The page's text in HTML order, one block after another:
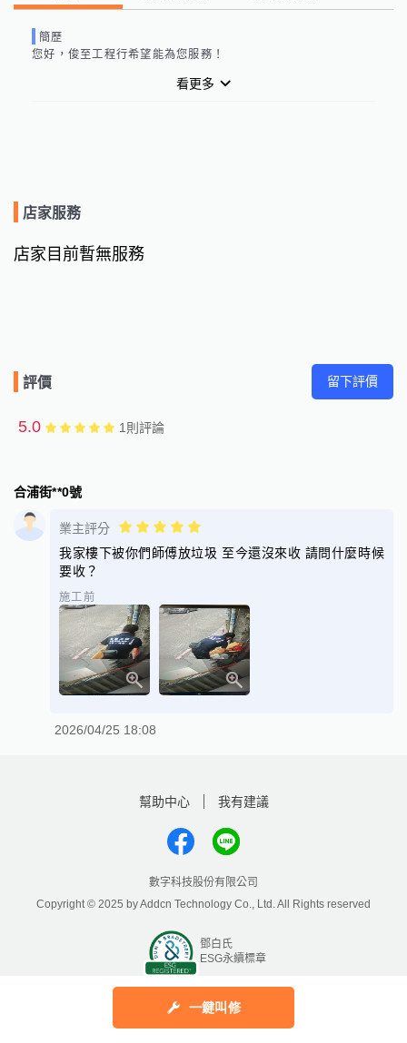
一鍵叫修
簡歷
您好， 俊至工程行希望能為您服務！
看更多
店家服務
店家目前暫無服務
評價 留下評價
5.0 1 則評論
合浦街**0號
業主評分
我家樓下被你們師傅放垃圾 至今還沒來收 請問什麼時候
要收？
施工前
2026/04/25 18:08
幫助中心 我有建議
數字科技股份有限公司
Copyright © 2025 by Addcn Technology Co., Ltd. All Rights reserved
鄧白氏
ESG永續標章